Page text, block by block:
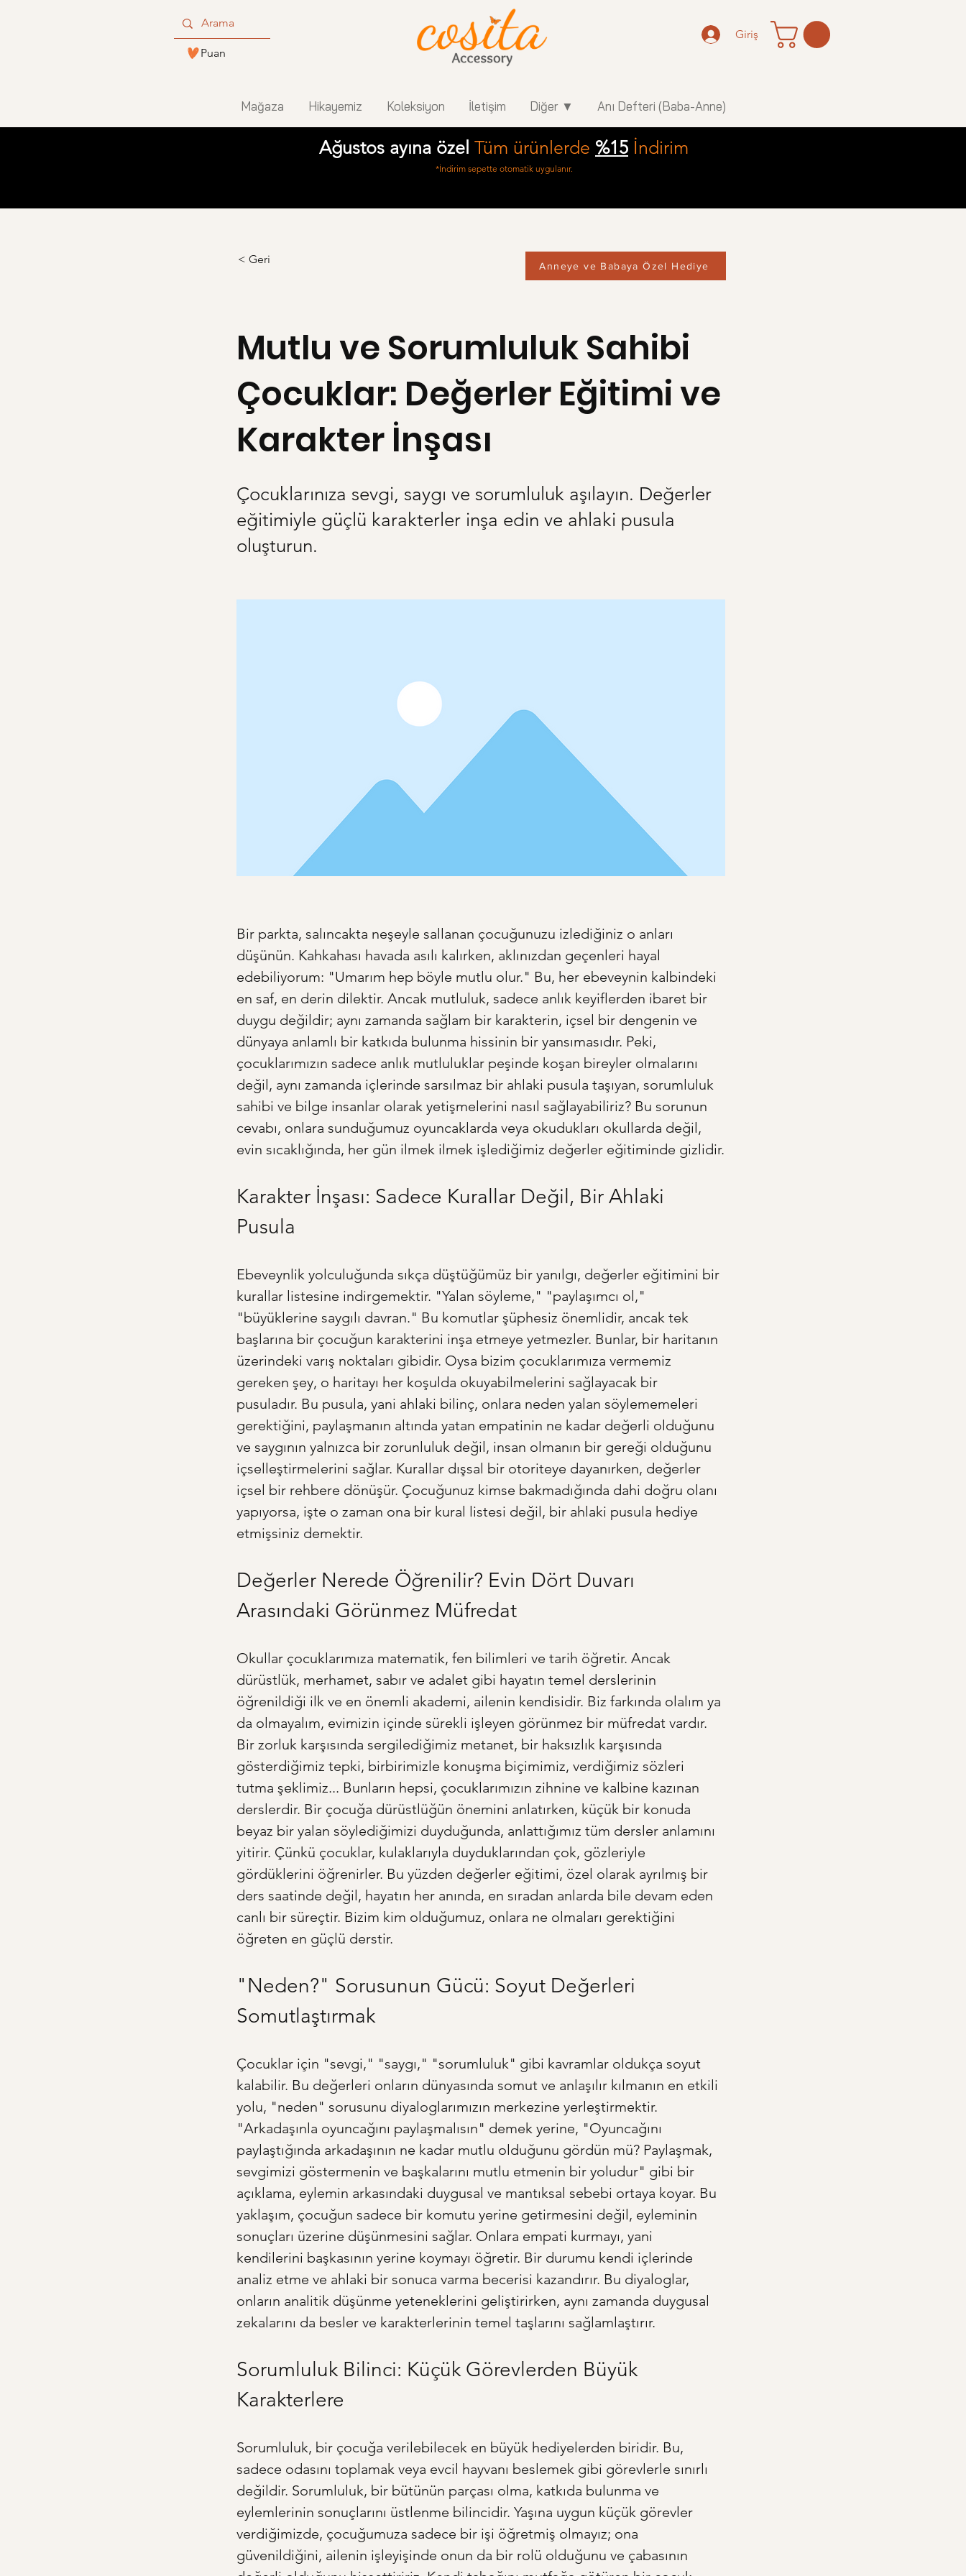
Puan
Giriş
Mağaza Hikayemiz Koleksiyon İletişim Diğer ▼ Anı Defteri (Baba-Anne)
Ağustos ayına özel Tüm ürünlerde %15 İndirim
*İndirim sepette otomatik uygulanır.
< Geri Anneye ve Babaya Özel Hediye
Mutlu ve Sorumluluk Sahibi
Çocuklar: Değerler Eğitimi ve
Karakter İnşası
Çocuklarınıza sevgi, saygı ve sorumluluk aşılayın. Değerler
eğitimiyle güçlü karakterler inşa edin ve ahlaki pusula
oluşturun.
Bir parkta, salıncakta neşeyle sallanan çocuğunuzu izlediğiniz o anları
düşünün. Kahkahası havada asılı kalırken, aklınızdan geçenleri hayal
edebiliyorum: "Umarım hep böyle mutlu olur." Bu, her ebeveynin kalbindeki
en saf, en derin dilektir. Ancak mutluluk, sadece anlık keyiflerden ibaret bir
duygu değildir; aynı zamanda sağlam bir karakterin, içsel bir dengenin ve
dünyaya anlamlı bir katkıda bulunma hissinin bir yansımasıdır. Peki,
çocuklarımızın sadece anlık mutluluklar peşinde koşan bireyler olmalarını
değil, aynı zamanda içlerinde sarsılmaz bir ahlaki pusula taşıyan, sorumluluk
sahibi ve bilge insanlar olarak yetişmelerini nasıl sağlayabiliriz? Bu sorunun
cevabı, onlara sunduğumuz oyuncaklarda veya okudukları okullarda değil,
evin sıcaklığında, her gün ilmek ilmek işlediğimiz değerler eğitiminde gizlidir.
Karakter İnşası: Sadece Kurallar Değil, Bir Ahlaki
Pusula
Ebeveynlik yolculuğunda sıkça düştüğümüz bir yanılgı, değerler eğitimini bir
kurallar listesine indirgemektir. "Yalan söyleme," "paylaşımcı ol,"
"büyüklerine saygılı davran." Bu komutlar şüphesiz önemlidir, ancak tek
başlarına bir çocuğun karakterini inşa etmeye yetmezler. Bunlar, bir haritanın
üzerindeki varış noktaları gibidir. Oysa bizim çocuklarımıza vermemiz
gereken şey, o haritayı her koşulda okuyabilmelerini sağlayacak bir
pusuladır. Bu pusula, yani ahlaki bilinç, onlara neden yalan söylememeleri
gerektiğini, paylaşmanın altında yatan empatinin ne kadar değerli olduğunu
ve saygının yalnızca bir zorunluluk değil, insan olmanın bir gereği olduğunu
içselleştirmelerini sağlar. Kurallar dışsal bir otoriteye dayanırken, değerler
içsel bir rehbere dönüşür. Çocuğunuz kimse bakmadığında dahi doğru olanı
yapıyorsa, işte o zaman ona bir kural listesi değil, bir ahlaki pusula hediye
etmişsiniz demektir.
Değerler Nerede Öğrenilir? Evin Dört Duvarı
Arasındaki Görünmez Müfredat
Okullar çocuklarımıza matematik, fen bilimleri ve tarih öğretir. Ancak
dürüstlük, merhamet, sabır ve adalet gibi hayatın temel derslerinin
öğrenildiği ilk ve en önemli akademi, ailenin kendisidir. Biz farkında olalım ya
da olmayalım, evimizin içinde sürekli işleyen görünmez bir müfredat vardır.
Bir zorluk karşısında sergilediğimiz metanet, bir haksızlık karşısında
gösterdiğimiz tepki, birbirimizle konuşma biçimimiz, verdiğimiz sözleri
tutma şeklimiz... Bunların hepsi, çocuklarımızın zihnine ve kalbine kazınan
derslerdir. Bir çocuğa dürüstlüğün önemini anlatırken, küçük bir konuda
beyaz bir yalan söylediğimizi duyduğunda, anlattığımız tüm dersler anlamını
yitirir. Çünkü çocuklar, kulaklarıyla duyduklarından çok, gözleriyle
gördüklerini öğrenirler. Bu yüzden değerler eğitimi, özel olarak ayrılmış bir
ders saatinde değil, hayatın her anında, en sıradan anlarda bile devam eden
canlı bir süreçtir. Bizim kim olduğumuz, onlara ne olmaları gerektiğini
öğreten en güçlü derstir.
"Neden?" Sorusunun Gücü: Soyut Değerleri
Somutlaştırmak
Çocuklar için "sevgi," "saygı," "sorumluluk" gibi kavramlar oldukça soyut
kalabilir. Bu değerleri onların dünyasında somut ve anlaşılır kılmanın en etkili
yolu, "neden" sorusunu diyaloglarımızın merkezine yerleştirmektir.
"Arkadaşınla oyuncağını paylaşmalısın" demek yerine, "Oyuncağını
paylaştığında arkadaşının ne kadar mutlu olduğunu gördün mü? Paylaşmak,
sevgimizi göstermenin ve başkalarını mutlu etmenin bir yoludur" gibi bir
açıklama, eylemin arkasındaki duygusal ve mantıksal sebebi ortaya koyar. Bu
yaklaşım, çocuğun sadece bir komutu yerine getirmesini değil, eyleminin
sonuçları üzerine düşünmesini sağlar. Onlara empati kurmayı, yani
kendilerini başkasının yerine koymayı öğretir. Bir durumu kendi içlerinde
analiz etme ve ahlaki bir sonuca varma becerisi kazandırır. Bu diyaloglar,
onların analitik düşünme yeteneklerini geliştirirken, aynı zamanda duygusal
zekalarını da besler ve karakterlerinin temel taşlarını sağlamlaştırır.
Sorumluluk Bilinci: Küçük Görevlerden Büyük
Karakterlere
Sorumluluk, bir çocuğa verilebilecek en büyük hediyelerden biridir. Bu,
sadece odasını toplamak veya evcil hayvanı beslemek gibi görevlerle sınırlı
değildir. Sorumluluk, bir bütünün parçası olma, katkıda bulunma ve
eylemlerinin sonuçlarını üstlenme bilincidir. Yaşına uygun küçük görevler
verdiğimizde, çocuğumuza sadece bir işi öğretmiş olmayız; ona
güvenildiğini, ailenin işleyişinde onun da bir rolü olduğunu ve çabasının